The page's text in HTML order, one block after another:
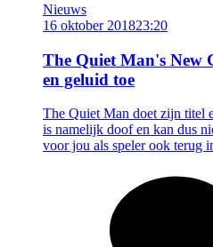
Nieuws
16 oktober 201823:20
The Quiet Man's New
en geluid toe
The Quiet Man doet zijn titel
is namelijk doof en kan dus
voor jou als speler ook terug